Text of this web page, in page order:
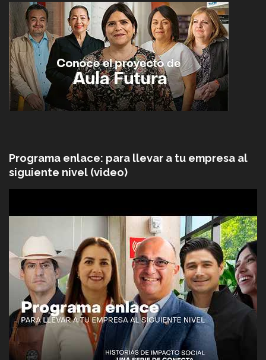
Programa enlace: para llevar a tu empresa al
siguiente nivel (video)